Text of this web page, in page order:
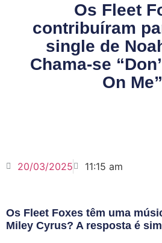
Os Fleet
contribuíram
single de
Chama-se
On
20/03/2025 11:15 am
Os Fleet Foxes têm uma
Miley Cyrus? A resposta é